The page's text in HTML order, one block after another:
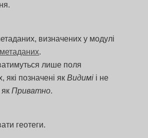
визначених у модулі
.
лише поля
які позначені якВидимі і не
якПриватно.
геотеги.